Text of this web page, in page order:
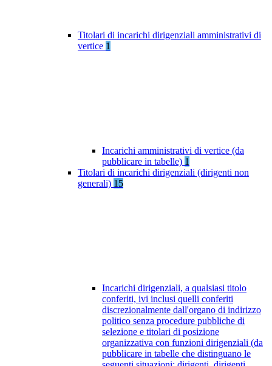
Titolari di incarichi dirigenziali amministrativi di
vertice 1
Incarichi amministrativi di vertice (da
pubblicare in tabelle) 1
Titolari di incarichi dirigenziali (dirigenti non
generali) 15
Incarichi dirigenziali, a qualsiasi titolo
conferiti, ivi inclusi quelli conferiti
discrezionalmente dall'organo di indirizzo
politico senza procedure pubbliche di
selezione e titolari di posizione
organizzativa con funzioni dirigenziali (da
pubblicare in tabelle che distinguano le